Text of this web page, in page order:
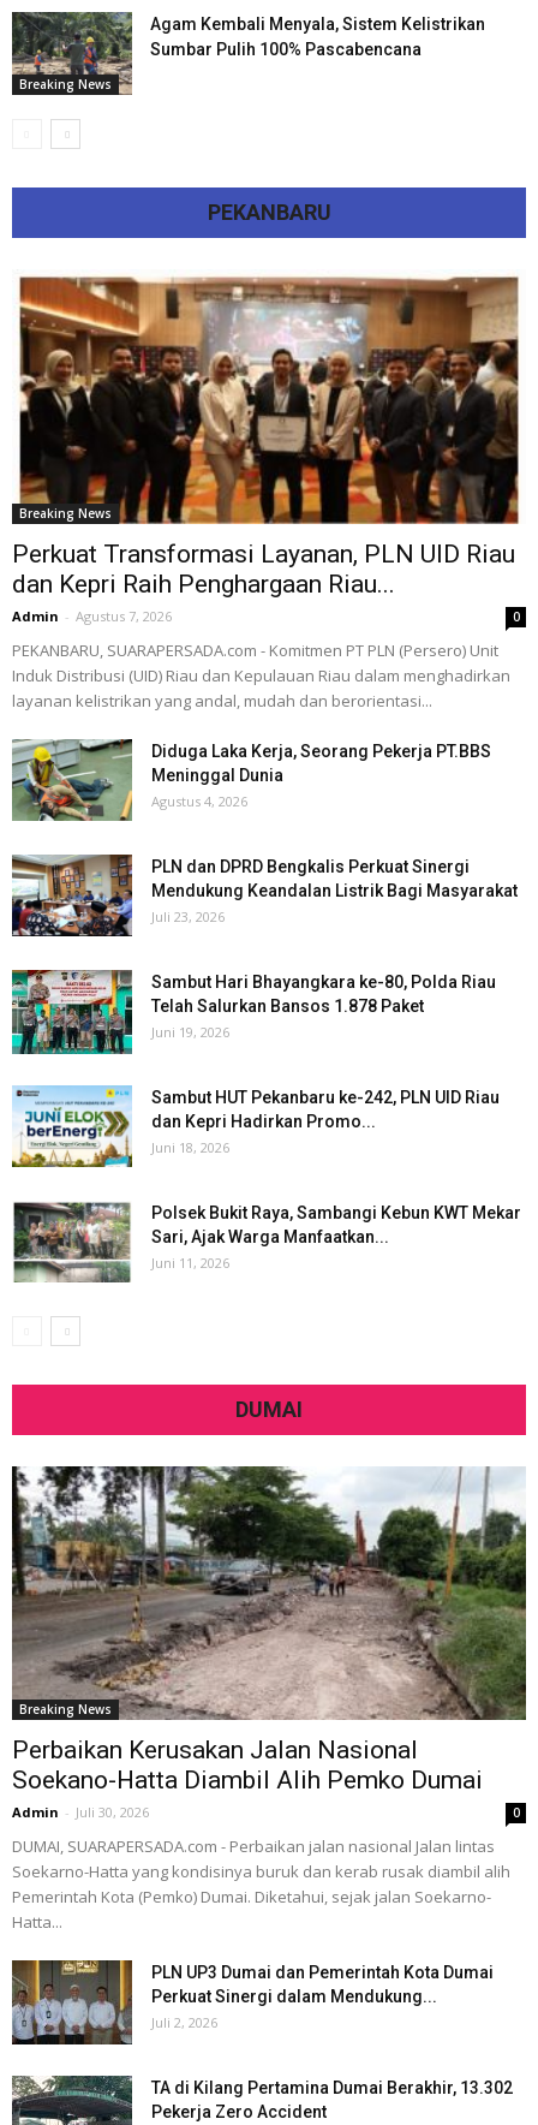
Breaking News
Agam Kembali Menyala, Sistem Kelistrikan
Sumbar Pulih 100% Pascabencana
PEKANBARU
Breaking News
Perkuat Transformasi Layanan, PLN UID Riau
dan Kepri Raih Penghargaan Riau...
Admin - Agustus 7, 2026 0
PEKANBARU, SUARAPERSADA.com - Komitmen PT PLN (Persero) Unit
Induk Distribusi (UID) Riau dan Kepulauan Riau dalam menghadirkan
layanan kelistrikan yang andal, mudah dan berorientasi...
Diduga Laka Kerja, Seorang Pekerja PT.BBS
Meninggal Dunia
Agustus 4, 2026
PLN dan DPRD Bengkalis Perkuat Sinergi
Mendukung Keandalan Listrik Bagi Masyarakat
Juli 23, 2026
Sambut Hari Bhayangkara ke-80, Polda Riau
Telah Salurkan Bansos 1.878 Paket
Juni 19, 2026
Sambut HUT Pekanbaru ke-242, PLN UID Riau
dan Kepri Hadirkan Promo...
Juni 18, 2026
Polsek Bukit Raya, Sambangi Kebun KWT Mekar
Sari, Ajak Warga Manfaatkan...
Juni 11, 2026
DUMAI
Breaking News
Perbaikan Kerusakan Jalan Nasional
Soekano-Hatta Diambil Alih Pemko Dumai
Admin - Juli 30, 2026 0
DUMAI, SUARAPERSADA.com - Perbaikan jalan nasional Jalan lintas
Soekarno-Hatta yang kondisinya buruk dan kerab rusak diambil alih
Pemerintah Kota (Pemko) Dumai. Diketahui, sejak jalan Soekarno-
Hatta...
PLN UP3 Dumai dan Pemerintah Kota Dumai
Perkuat Sinergi dalam Mendukung...
Juli 2, 2026
TA di Kilang Pertamina Dumai Berakhir, 13.302
Pekerja Zero Accident